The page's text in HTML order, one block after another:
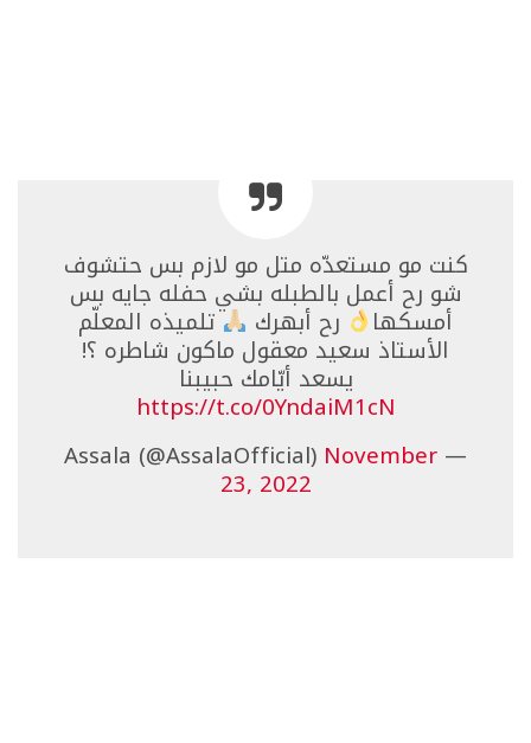
كنت مو مستعدّه متل مو لازم بس حتشوف
شو رح أعمل بالطبله بشي حفله جايه بس
أمسكها رح أبهرك تلميذه المعلّم
الأستاذ سعيد معقول ماكون شاطره ؟!
يسعد أيّامك حبيبنا
https://t.co/0YndaiM1cN
— Assala (@AssalaOfficial)
November
23, 2022